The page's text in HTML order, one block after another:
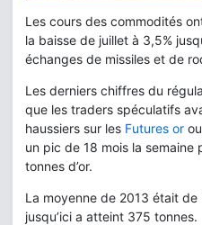
Les cours des commodités
la baisse de juillet à 3,5%
échanges de missiles et de
Les derniers chiffres du
que les traders spéculatifs
haussiers sur les Futures or
un pic de 18 mois la semaine
tonnes d’or.
La moyenne de 2013 était
jusqu’ici a atteint 375 tonnes.